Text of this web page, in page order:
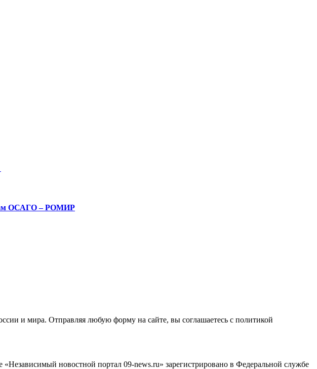
ОСАГО – РОМИР
и мира. Отправляя любую форму на сайте, вы соглашаетесь с политикой
новостной портал 09-news.ru» зарегистрировано в Федеральной службе